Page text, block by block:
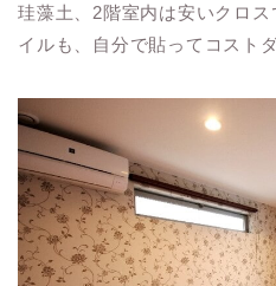
珪藻土、2階室内は安いクロ
イルも、自分で貼ってコスト